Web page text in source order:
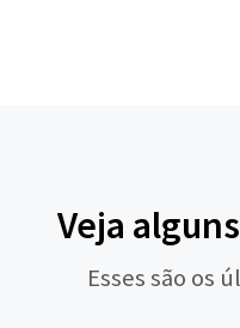
Veja
Esses são os